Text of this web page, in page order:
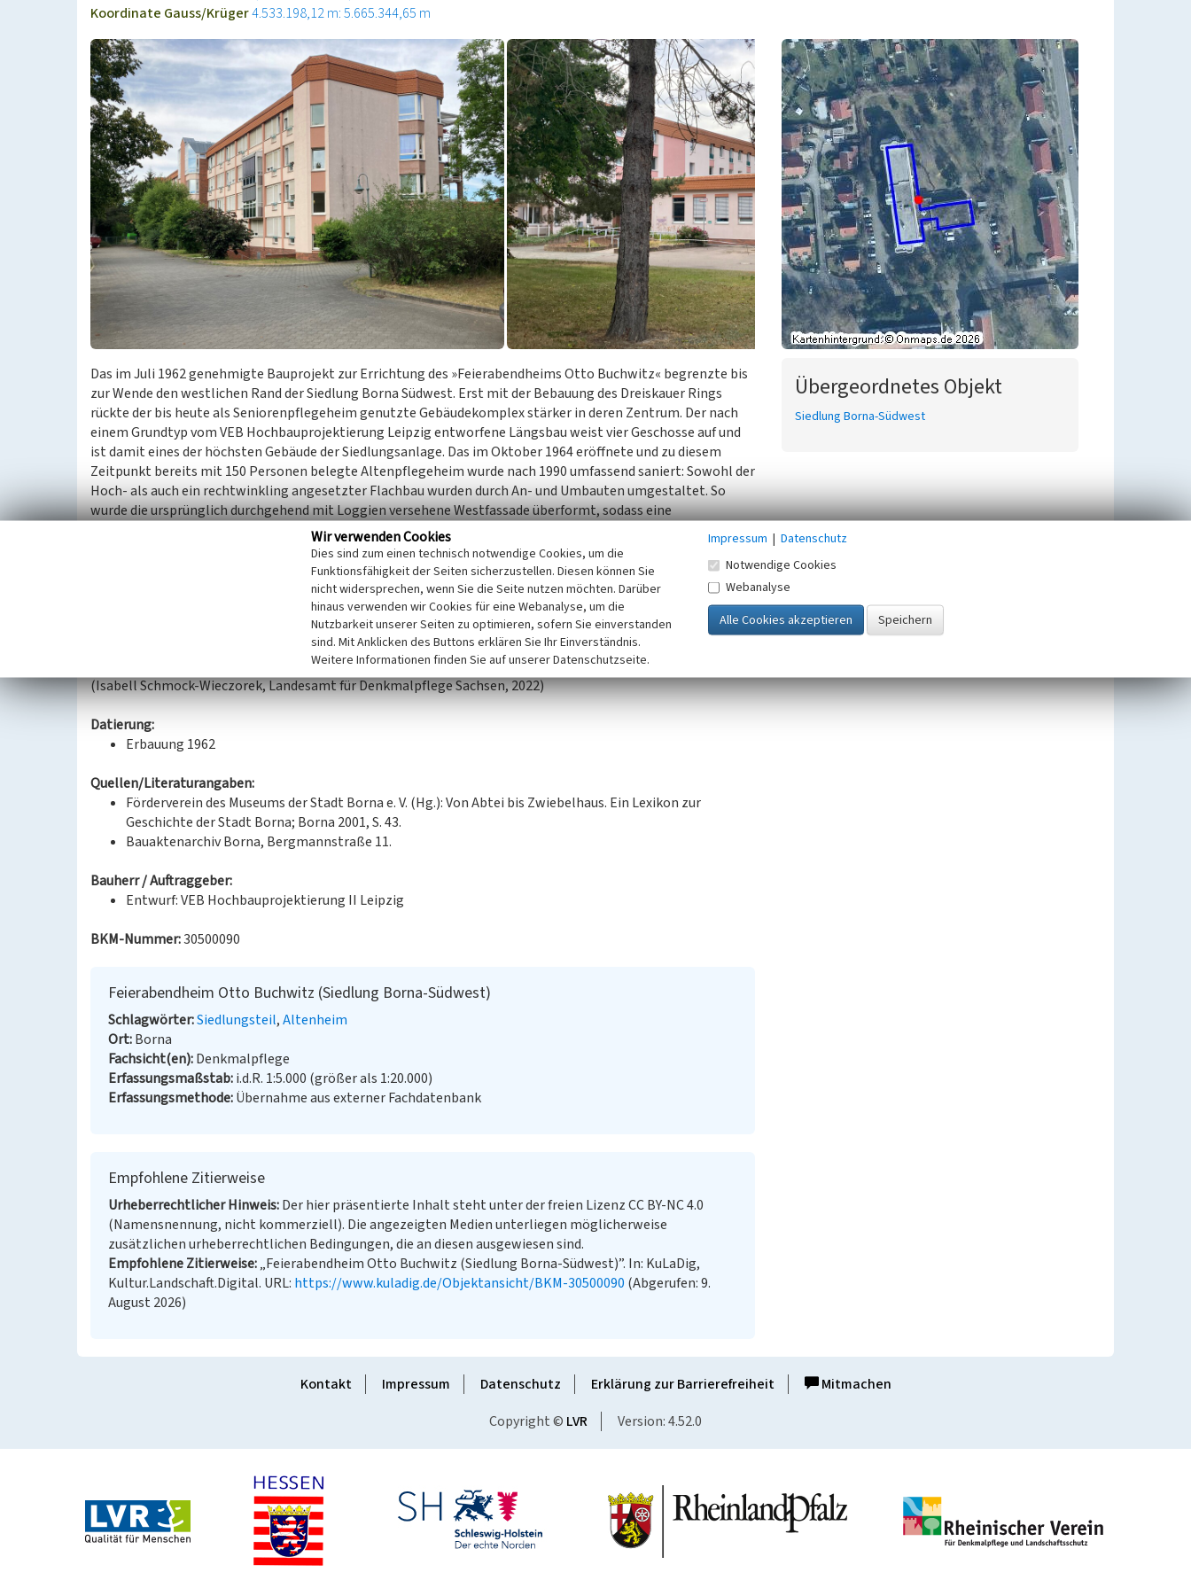
Koordinate Gauss/Krüger4.533.198,12 m: 5.665.344,65 m
Das im Juli 1962 genehmigte Bauprojekt zur Errichtung des »Feierabendheims Otto Buchwitz« begrenzte bis
zur Wende den westlichen Rand der Siedlung Borna Südwest. Erst mit der Bebauung des Dreiskauer Rings
rückte der bis heute als Seniorenpflegeheim genutzte Gebäudekomplex stärker in deren Zentrum. Der nach
einem Grundtyp vom VEB Hochbauprojektierung Leipzig entworfene Längsbau weist vier Geschosse auf und
ist damit eines der höchsten Gebäude der Siedlungsanlage. Das im Oktober 1964 eröffnete und zu diesem
Zeitpunkt bereits mit 150 Personen belegte Altenpflegeheim wurde nach 1990 umfassend saniert: Sowohl der
Hoch- als auch ein rechtwinkling angesetzter Flachbau wurden durch An- und Umbauten umgestaltet. So
wurde die ursprünglich durchgehend mit Loggien versehene Westfassade überformt, sodass eine
geschlossene Fensterfront entstand. Eine Erweiterung an der südlichen Seite des Längsbaus sowie das
Einfügen von funktionalen Querriegeln und eine Neugestaltung des Dachabschlusses tragen ebenfalls zu
einer von den Originalplänen stark abweichenden Erscheinung bei. Wie die am Steigerweg gelegenen
Kindertageseinrichtungen und das Versorgungszentrum zählt das Pflegeheim zur öffentlichen Infrastruktur
der seit den 1930er Jahren entwickelten und vor allem in den 1950er- und 1960er Jahren erweiterten Siedlung
Borna-Südwest, deren Entstehen auf dem durch die Braunkohlenwirtschaft verursachten Wohnraumbedarf
(Isabell Schmock-Wieczorek, Landesamt für Denkmalpflege Sachsen, 2022)
Datierung:
Erbauung 1962
Quellen/Literaturangaben:
Förderverein des Museums der Stadt Borna e. V. (Hg.): Von Abtei bis Zwiebelhaus. Ein Lexikon zur
Geschichte der Stadt Borna; Borna 2001, S. 43.
Bauaktenarchiv Borna, Bergmannstraße 11.
Bauherr / Auftraggeber:
Entwurf: VEB Hochbauprojektierung II Leipzig
BKM-Nummer:30500090
Feierabendheim Otto Buchwitz (Siedlung Borna-Südwest)
Schlagwörter Siedlungsteil Altenheim
Ort Borna
Fachsicht(en) Denkmalpflege
Erfassungsmaßstab i.d.R. 1:5.000 (größer als 1:20.000)
Erfassungsmethode Übernahme aus externer Fachdatenbank
Empfohlene Zitierweise
Urheberrechtlicher Hinweis Der hier präsentierte Inhalt steht unter der freien Lizenz CC BY-NC 4.0
(Namensnennung, nicht kommerziell). Die angezeigten Medien unterliegen möglicherweise
zusätzlichen urheberrechtlichen Bedingungen, die an diesen ausgewiesen sind.
Empfohlene Zitierweise „Feierabendheim Otto Buchwitz (Siedlung Borna-Südwest)”. In: KuLaDig,
Kultur.Landschaft.Digital. URL: https://www.kuladig.de/Objektansicht/BKM-30500090 (Abgerufen: 9.
August 2026)
Übergeordnetes Objekt
Siedlung Borna-Südwest
Kontakt Impressum Datenschutz Erklärung zur Barrierefreiheit
Mitmachen
Copyright © LVR Version: 4.52.0
Wir verwenden Cookies
Dies sind zum einen technisch notwendige Cookies, um die
Funktionsfähigkeit der Seiten sicherzustellen. Diesen können Sie
nicht widersprechen, wenn Sie die Seite nutzen möchten. Darüber
hinaus verwenden wir Cookies für eine Webanalyse, um die
Nutzbarkeit unserer Seiten zu optimieren, sofern Sie einverstanden
sind. Mit Anklicken des Buttons erklären Sie Ihr Einverständnis.
Weitere Informationen finden Sie auf unserer Datenschutzseite.
Impressum | Datenschutz
Notwendige Cookies
Webanalyse